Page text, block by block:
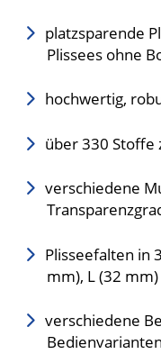
platzsparende
Plissees ohne
hochwertig,
über 330 Stoffe
verschiedene
Plisseefalten in
mm), L (32 mm)
verschiedene